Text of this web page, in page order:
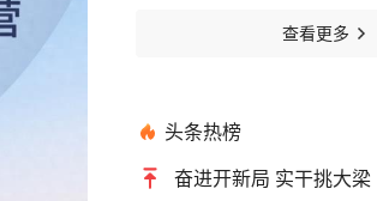
查看更多
头条热榜
奋进开新局 实干挑大梁